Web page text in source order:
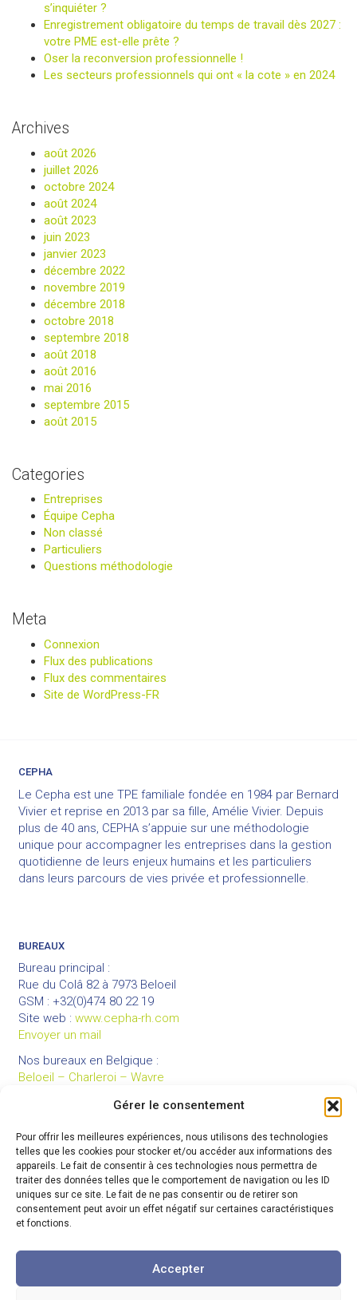
Gérer le consentement
Pour offrir les meilleures expériences, nous utilisons des technologies
telles que les cookies pour stocker et/ou accéder aux informations des
appareils. Le fait de consentir à ces technologies nous permettra de
traiter des données telles que le comportement de navigation ou les ID
uniques sur ce site. Le fait de ne pas consentir ou de retirer son
consentement peut avoir un effet négatif sur certaines caractéristiques
et fonctions.
Accepter
s’inquiéter ?
Enregistrement obligatoire du temps de travail dès 2027 :
votre PME est-elle prête ?
Oser la reconversion professionnelle !
Les secteurs professionnels qui ont « la cote » en 2024
Archives
août 2026
juillet 2026
octobre 2024
août 2024
août 2023
juin 2023
janvier 2023
décembre 2022
novembre 2019
décembre 2018
octobre 2018
septembre 2018
août 2018
août 2016
mai 2016
septembre 2015
août 2015
Categories
Entreprises
Équipe Cepha
Non classé
Particuliers
Questions méthodologie
Meta
Connexion
Flux des publications
Flux des commentaires
Site de WordPress-FR
CEPHA
Le Cepha est une TPE familiale fondée en 1984 par Bernard
Vivier et reprise en 2013 par sa fille, Amélie Vivier. Depuis
plus de 40 ans, CEPHA s’appuie sur une méthodologie
unique pour accompagner les entreprises dans la gestion
quotidienne de leurs enjeux humains et les particuliers
dans leurs parcours de vies privée et professionnelle.
BUREAUX
Bureau principal :
Rue du Colâ 82 à 7973 Beloeil
GSM : +32(0)474 80 22 19
Site web : www.cepha-rh.com
Envoyer un mail
Nos bureaux en Belgique :
Beloeil – Charleroi – Wavre
LIENS UTILES
Mentions légales
Conditions générales de vente
Politique de confidentialité
Partenaires
Code de déontologie